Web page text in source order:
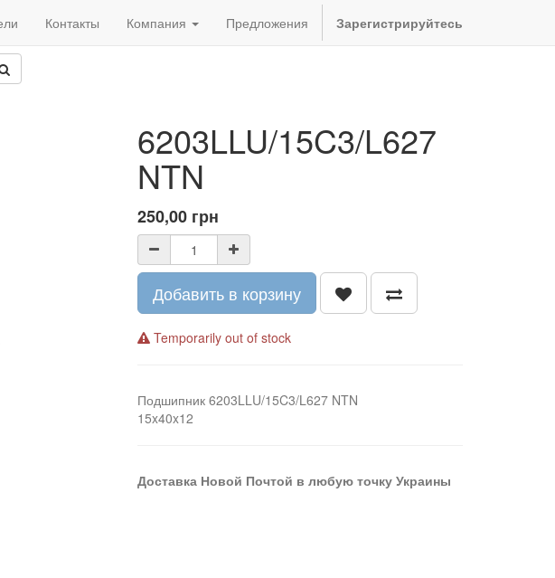
Контакты Компания Предложения Зарегистрируйтесь
6203LLU/15C3/L627
NTN
250,00 грн
Добавить в корзину
Temporarily out of stock
Подшипник 6203LLU/15C3/L627 NTN
15x40x12
Доставка Новой Почтой в любую точку Украины